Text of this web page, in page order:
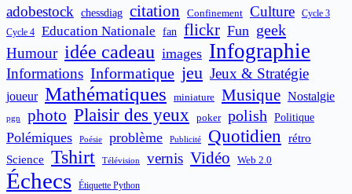
adobestock chessdiag citation Confinement Culture
Cycle 3
Cycle 4
Education Nationale fan flickr Fun geek
Humour idée cadeau images Infographie
Informations Informatique jeu Jeux & Stratégie
joueur Mathématiques miniature Musique Nostalgie
pgn photo Plaisir des yeux poker polish Politique
Polémiques Poésie problème Publicité Quotidien
rétro
Science
Tshirt Télévision vernis Vidéo Web 2.0
Échecs Étiquette Python